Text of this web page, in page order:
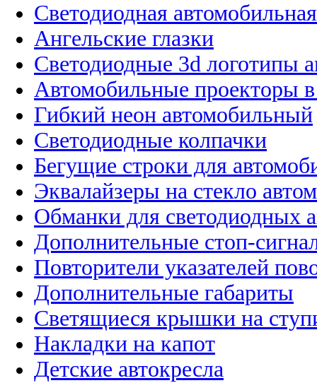
Светодиодная
Ангельские глазки
Светодиодные 3d логотипы
Автомобильные проекторы
Гибкий неон автомобильный
Светодиодные колпачки
Бегущие строки для
Эквалайзеры на стекло
Обманки для светодиодных
Дополнительные стоп-
Повторители указателей
Дополнительные габариты
Светящиеся крышки на
Накладки на капот
Детские автокресла